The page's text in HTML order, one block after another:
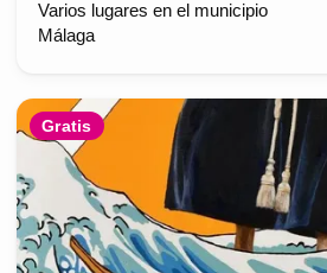
Varios lugares en el municipio
Málaga
Gratis